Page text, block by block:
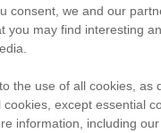
consent, we and our
you may find interesting
the use of all cookies, as
except essential
information, including our